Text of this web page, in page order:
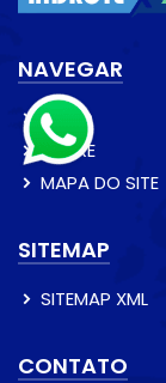
NAVEGAR
INÍCIO
SOBRE
MAPA DO SITE
SITEMAP
SITEMAP XML
CONTATO